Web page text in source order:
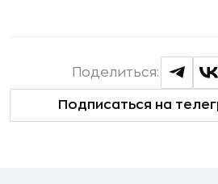
Подписаться на
Поделиться: